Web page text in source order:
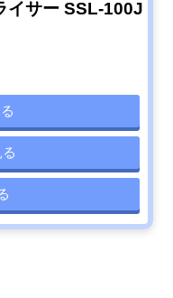
イサー SSL-100J